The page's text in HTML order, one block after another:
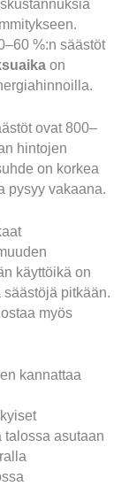
%:n säästöt
on
ovat 800–
hintojen
on korkea
pysyy vakaana.
käyttöikä on
pitkään.
myös
kannattaa
talossa asutaan